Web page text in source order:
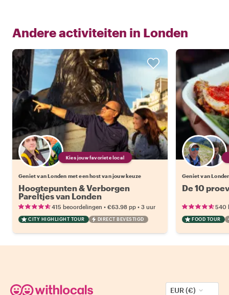
Andere activiteiten in Londen
Kies jouw favoriete local
Geniet van Londen met een host van jouw keuze
Hoogtepunten & Verborgen
Pareltjes van Londen
415 beoordelingen • €63.98 pp • 3 uur
CITY HIGHLIGHT TOUR DIRECT BEVESTIGD
Geniet van
De 10
540
FOOD TOUR
EUR (€)